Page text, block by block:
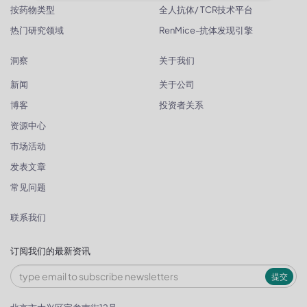
按药物类型
热门研究领域
全人抗体/ TCR技术平台
RenMice-抗体发现引擎
洞察
新闻
博客
资源中心
市场活动
发表文章
常见问题
关于我们
关于公司
投资者关系
联系我们
订阅我们的最新资讯
提交